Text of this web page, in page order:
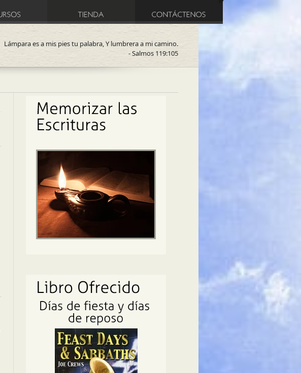
Lámpara es a mis pies tu palabra, Y lumbrera a mi camino.
- Salmos 119:105